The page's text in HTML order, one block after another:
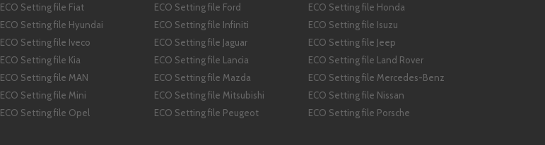
ECO Setting file Fiat ECO Setting file Ford
ECO Setting file Honda
ECO Setting file Hyundai
ECO Setting file Infiniti
ECO Setting file Isuzu
ECO Setting file Iveco
ECO Setting file Jaguar
ECO Setting file Jeep
ECO Setting file Kia
ECO Setting file Lancia
ECO Setting file Land Rover
ECO Setting file MAN
ECO Setting file Mazda
ECO Setting file Mercedes-Benz
ECO Setting file Mini
ECO Setting file Mitsubishi
ECO Setting file Nissan
ECO Setting file Opel
ECO Setting file Peugeot ECO Setting file Porsche